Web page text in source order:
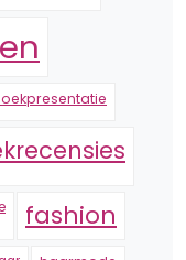
fashion